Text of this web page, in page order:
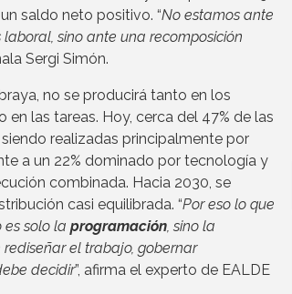
saldo neto positivo. “No estamos ante
sino ante una recomposición
Sergi Simón.
no se producirá tanto en los
en las tareas. Hoy, cerca del 47% de las
realizadas principalmente por
a un 22% dominado por tecnología y
combinada. Hacia 2030, se
casi equilibrada. “Por eso lo que
es solo la programación, sino la
el trabajo, gobernar
decidir”, afirma el experto de EALDE